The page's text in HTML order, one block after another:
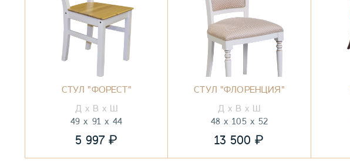
СТУЛ "ФОРЕСТ"
49 91 44
5 997₽
СТУЛ "ФЛОРЕНЦИЯ"
48 105 52
13 500₽